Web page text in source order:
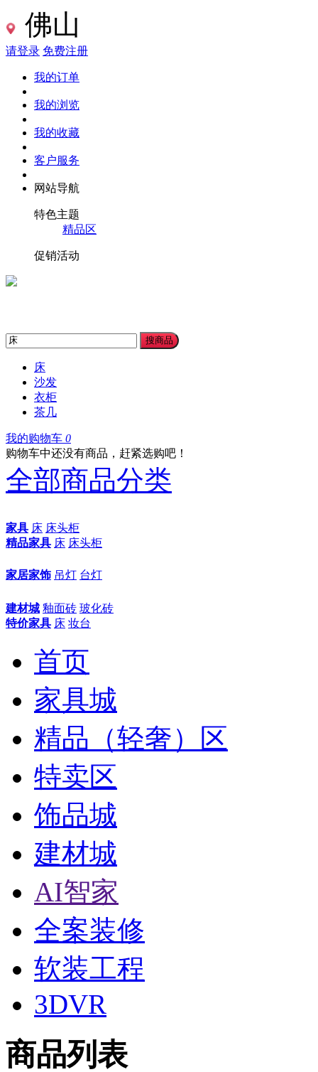
佛山
请登录 免费注册
我的订单
我的浏览
我的收藏
客户服务
网站导航
特色主题
精品区
促销活动
搜商品
床
沙发
衣柜
茶几
我的购物车 0
购物车中还没有商品，赶紧选购吧！
全部商品分类
家具 床 床头柜
精品家具 床 床头柜
家居家饰 吊灯 台灯
建材城 釉面砖 玻化砖
特价家具 床 妆台
首页
家具城
精品（轻奢）区
特卖区
饰品城
建材城
AI智家
全案装修
软装工程
3DVR
商品列表